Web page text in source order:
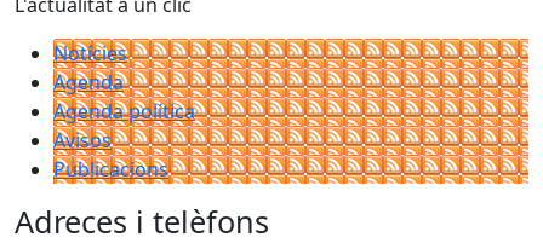
Notícies
Agenda
Agenda política
Avisos
Publicacions
Adreces i telèfons